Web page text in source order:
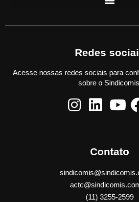
Redes
Acesse nossas redes sociais para
sobre o
Contato
(11) 3255-2599